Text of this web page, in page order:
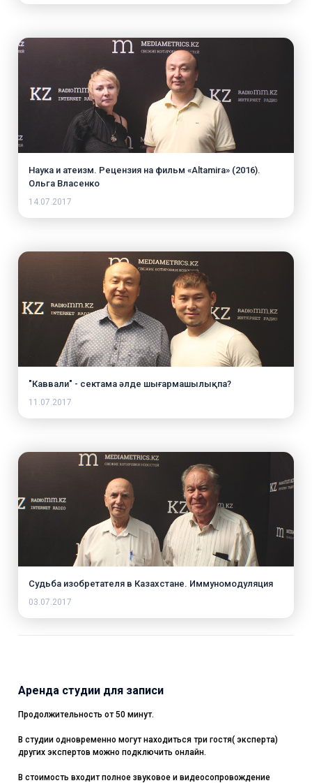
Наука и атеизм. Рецензия на фильм «Altamira» (2016).
Ольга Власенко
14.07.2017
"Каввали" - сектама әлде шығармашылықпа?
11.07.2017
Судьба изобретателя в Казахстане. Иммуномодуляция
03.07.2017
Аренда студии для записи
Продолжительность от 50 минут.
В студии одновременно могут находиться три гостя( эксперта)
других экспертов можно подключить онлайн.
В стоимость входит полное звуковое и видеосопровождение